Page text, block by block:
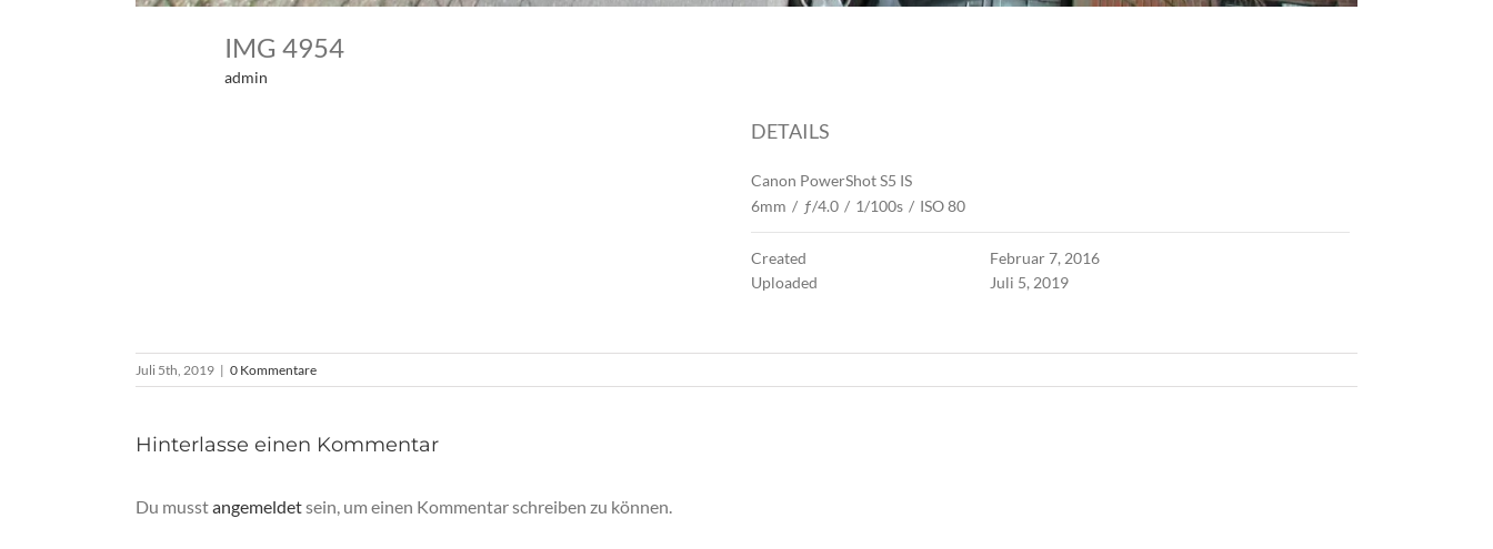
IMG 4954
admin
DETAILS
Canon PowerShot S5 IS
6mm / ƒ/4.0 / 1/100s / ISO 80
Created
Februar 7, 2016
Uploaded
Juli 5, 2019
Juli 5th, 2019 | 0 Kommentare
Hinterlasse einen Kommentar
Du musstangemeldetsein, um einen Kommentar schreiben zu können.